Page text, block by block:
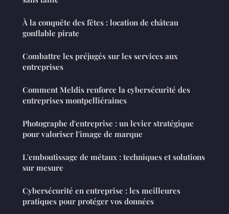
À la conquête des fêtes : location de château
gonflable pirate
Combattre les préjugés sur les services aux
entreprises
Comment Meldis renforce la cybersécurité des
entreprises montpelliéraines
Photographe d'entreprise : un levier stratégique
pour valoriser l'image de marque
L'emboutissage de métaux : techniques et solutions
sur mesure
Cybersécurité en entreprise : les meilleures
pratiques pour protéger vos données